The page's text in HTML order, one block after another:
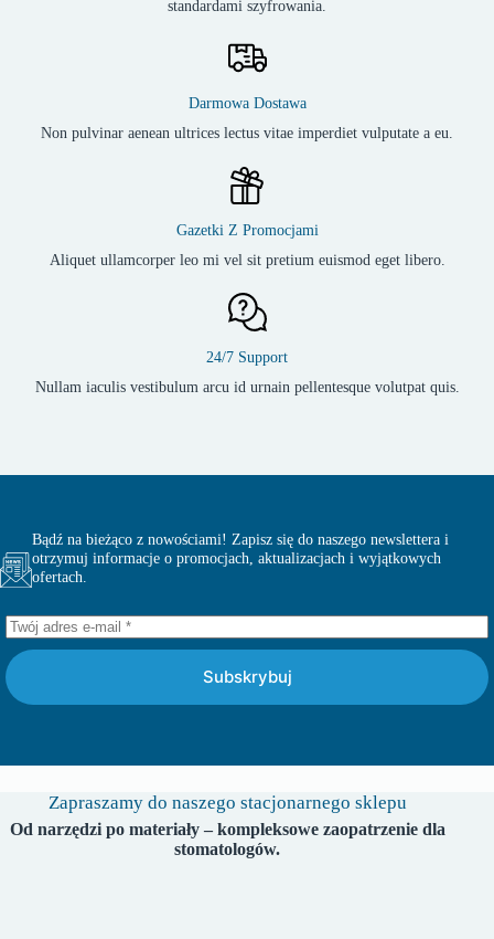
standardami szyfrowania.
Darmowa Dostawa
Non pulvinar aenean ultrices lectus vitae imperdiet vulputate a eu.
Gazetki Z Promocjami
Aliquet ullamcorper leo mi vel sit pretium euismod eget libero.
24/7 Support
Nullam iaculis vestibulum arcu id urnain pellentesque volutpat quis.
Bądź na bieżąco z nowościami! Zapisz się do naszego newslettera i
otrzymuj informacje o promocjach, aktualizacjach i wyjątkowych
ofertach.
Subskrybuj
Zapraszamy do naszego stacjonarnego sklepu
Od narzędzi po materiały – kompleksowe zaopatrzenie dla
stomatologów.